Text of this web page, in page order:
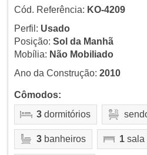
Cód. Referência: KO-4209
Perfil: Usado
Posição: Sol da Manhã
Mobília: Não Mobiliado
Ano da Construção: 2010
Cômodos:
3dormitórios
3banheiros 1sala